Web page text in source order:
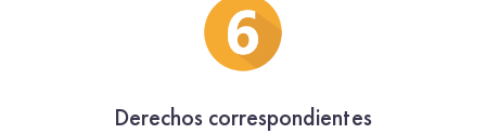
Derechos correspondientes